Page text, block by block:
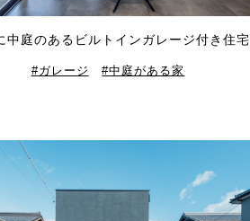
中庭のあるビルトインガレージ付き住宅
ガレージ 中庭がある家